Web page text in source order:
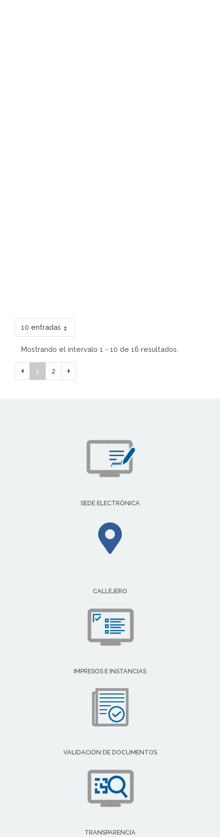
10 entradas
Mostrando el intervalo 1 - 10 de 16 resultados.
1 2
SEDE ELECTRÓNICA
CALLEJERO
IMPRESOS E INSTANCIAS
VALIDACIÓN DE DOCUMENTOS
TRANSPARENCIA